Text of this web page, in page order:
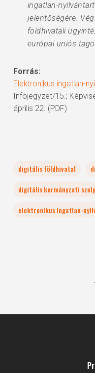
ingatlan-
jelentőségére.
földhivatali
európai uniós
Forrás:
Elektronikus ingatlan-
Infojegyzet/15.;
április 22. (PDF)
digitális földhivatal
digitális kormányzati
elektronikus ingatlan-